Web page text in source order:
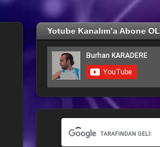
Yotube Kanalım’a Abone OL